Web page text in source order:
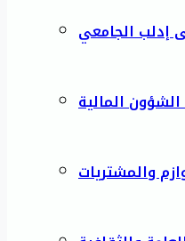
الجامعي
الشؤون المالية
والمشتريات